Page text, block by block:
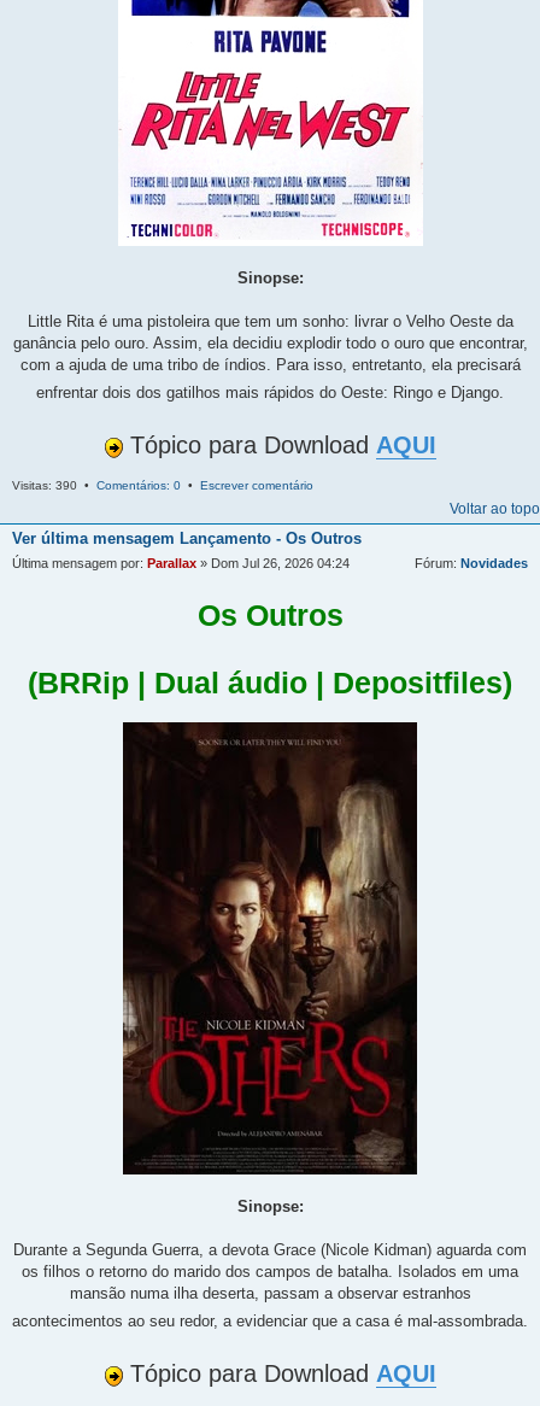
Sinopse:
Little Rita é uma pistoleira que tem um sonho: livrar o Velho Oeste da
ganância pelo ouro. Assim, ela decidiu explodir todo o ouro que encontrar,
com a ajuda de uma tribo de índios. Para isso, entretanto, ela precisará
enfrentar dois dos gatilhos mais rápidos do Oeste: Ringo e Django.
Tópico para Download AQUI
Visitas: 390 • Comentários: 0 • Escrever comentário
Voltar ao topo
Ver última mensagem Lançamento - Os Outros
Última mensagem por: Parallax » Dom Jul 26, 2026 04:24 Fórum: Novidades
Os Outros
(BRRip | Dual áudio | Depositfiles)
Sinopse:
Durante a Segunda Guerra, a devota Grace (Nicole Kidman) aguarda com
os filhos o retorno do marido dos campos de batalha. Isolados em uma
mansão numa ilha deserta, passam a observar estranhos
acontecimentos ao seu redor, a evidenciar que a casa é mal-assombrada.
Tópico para Download AQUI